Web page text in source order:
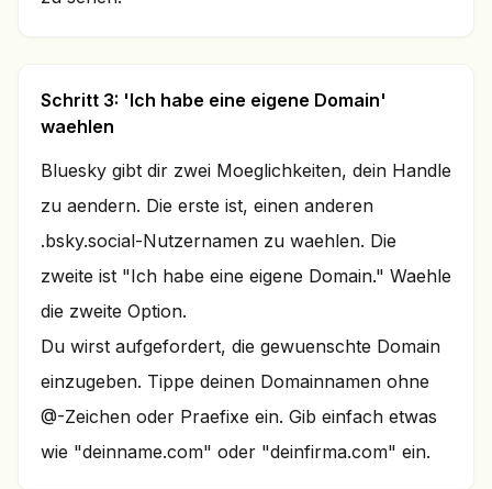
Schritt 3: 'Ich habe eine eigene Domain'
waehlen
Bluesky gibt dir zwei Moeglichkeiten, dein Handle
zu aendern. Die erste ist, einen anderen
.bsky.social-Nutzernamen zu waehlen. Die
zweite ist "Ich habe eine eigene Domain." Waehle
die zweite Option.
Du wirst aufgefordert, die gewuenschte Domain
einzugeben. Tippe deinen Domainnamen ohne
@-Zeichen oder Praefixe ein. Gib einfach etwas
wie "deinname.com" oder "deinfirma.com" ein.